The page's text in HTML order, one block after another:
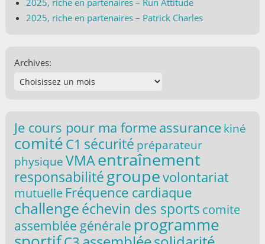
2025, riche en partenaires – Run Attitude
2025, riche en partenaires – Patrick Charles
Archives:
Je cours pour ma formeassurance kiné
comité C1 sécurité préparateur
physique VMAentraînement
responsabilitégroupevolontariat
mutuelle Fréquence cardiaque
challengeéchevin des sports comite
assemblée générale programme